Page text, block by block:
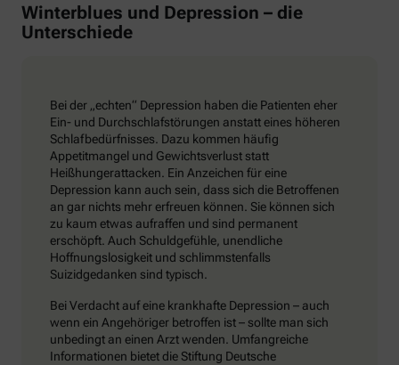
Winterblues und Depression – die
Unterschiede
Bei der „echten“ Depression haben die Patienten eher
Ein- und Durchschlafstörungen anstatt eines höheren
Schlafbedürfnisses. Dazu kommen häufig
Appetitmangel und Gewichtsverlust statt
Heißhungerattacken. Ein Anzeichen für eine
Depression kann auch sein, dass sich die Betroffenen
an gar nichts mehr erfreuen können. Sie können sich
zu kaum etwas aufraffen und sind permanent
erschöpft. Auch Schuldgefühle, unendliche
Hoffnungslosigkeit und schlimmstenfalls
Suizidgedanken sind typisch.
Bei Verdacht auf eine krankhafte Depression – auch
wenn ein Angehöriger betroffen ist – sollte man sich
unbedingt an einen Arzt wenden. Umfangreiche
Informationen bietet die Stiftung Deutsche